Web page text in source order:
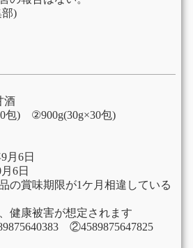
)
酒
包) ②900g(30g×30包)
月6日
6日
の賞味期限が1ケ月相違している
健康被害が想定されます
②4589875647825